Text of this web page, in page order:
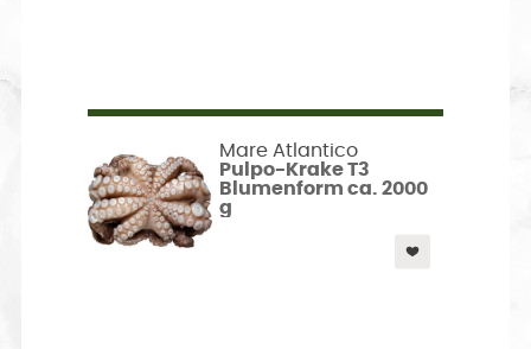
Mare Atlantico
Pulpo-Krake T3
Blumenform ca. 2000
g